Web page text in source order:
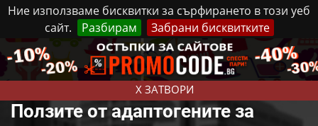
Ние използваме бисквитки за сърфирането в този уеб
сайт.
Разбирам Забрани бисквитките
X ЗАТВОРИ
Петък, 7 Август, 2026 Реклама Контакти
Ползите от адаптогените за